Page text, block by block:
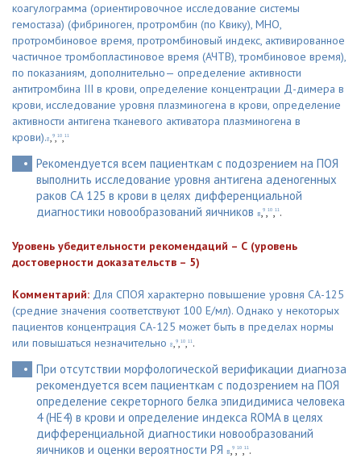
коагулограмма (ориентировочное исследование системы
гемостаза) (фибриноген, протромбин (по Квику), МНО,
протромбиновое время, протромбиновый индекс, активированное
частичное тромбопластиновое время (АЧТВ), тромбиновое время),
по показаниям, дополнительно— определение активности
антитромбина III в крови, определение концентрации Д-димера в
крови, исследование уровня плазминогена в крови, определение
активности антигена тканевого активатора плазминогена в
крови).8,9,10,11
Рекомендуется всем пациенткам с подозрением на ПОЯ
выполнить исследование уровня антигена аденогенных
раков CA 125 в крови в целях дифференциальной
диагностики новообразований яичников 8,9,10,11.
Уровень убедительности рекомендаций – С (уровень
достоверности доказательств – 5)
Комментарий: Для СПОЯ характерно повышение уровня СА-125
(средние значения соответствуют 100 Е/мл). Однако у некоторых
пациентов концентрация СА-125 может быть в пределах нормы
или повышаться незначительно 8,9,10,11 .
При отсутствии морфологической верификации диагноза
рекомендуется всем пациенткам с подозрением на ПОЯ
определение секреторного белка эпидидимиса человека
4 (HE4) в крови и определение индекса ROMA в целях
дифференциальной диагностики новообразований
яичников и оценки вероятности РЯ 8,9,10,11.